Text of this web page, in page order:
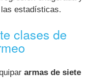
estadísticas.
clases de
armas de siete